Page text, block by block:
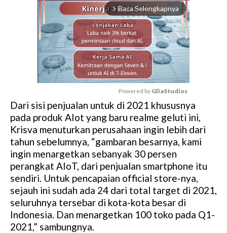
arrow_forward_ios Baca Selengkapnya
M
u
t
e
Powered by GliaStudios
Dari sisi penjualan untuk di 2021 khususnya
pada produk AIot yang baru realme geluti ini,
Krisva menuturkan perusahaan ingin lebih dari
tahun sebelumnya, “gambaran besarnya, kami
ingin menargetkan sebanyak 30 persen
perangkat AIoT, dari penjualan smartphone itu
sendiri. Untuk pencapaian official store-nya,
sejauh ini sudah ada 24 dari total target di 2021,
seluruhnya tersebar di kota-kota besar di
Indonesia. Dan menargetkan 100 toko pada Q1-
2021,” sambungnya.